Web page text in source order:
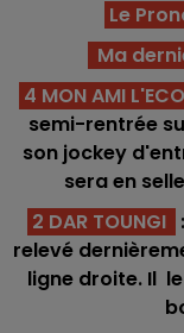
Le
Ma
4 MON AMI
semi-rentrée
son jockey
sera en
2 DAR TOUNGI
relevé
ligne droite. Il